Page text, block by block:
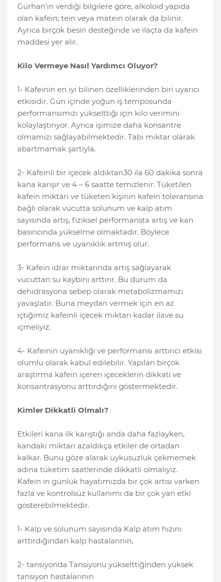
Gürhan'ın verdiği bilgilere göre, alkoloid yapıda
olan kafein, tein veya matein olarak da bilinir.
Ayrıca birçok besin desteğinde ve ilaçta da kafein
maddesi yer alır.
Kilo Vermeye Nasıl Yardımcı Oluyor?
1- Kafeinin en iyi bilinen özelliklerinden biri uyarıcı
etkisidir. Gün içinde yoğun iş temposunda
performansımızı yükselttiği için kilo verimini
kolaylaştırıyor. Ayrıca işimize daha konsantre
olmamızı sağlayabilmektedir. Tabi miktar olarak
abartmamak şartıyla.
2- Kafeinli bir içecek aldıktan30 ila 60 dakika sonra
kana karışır ve 4 – 6 saatte temizlenir. Tüketilen
kafein miktarı ve tüketen kişinin kafein toleransına
bağlı olarak vücutta solunum ve kalp atım
sayısında artış, fiziksel performansta artış ve kan
basıncında yükselme olmaktadır. Böylece
performans ve uyanıklık artmış olur.
3- Kafein idrar miktarında artış sağlayarak
vücuttan su kaybını arttırır. Bu durum da
dehidrasyona sebep olarak metabolizmamızı
yavaşlatır. Buna meydan vermek için en az
içtiğimiz kafeinli içecek miktarı kadar ilave su
içmeliyiz.
4- Kafeinin uyanıklığı ve performansı arttırıcı etkisi
olumlu olarak kabul edilebilir. Yapılan birçok
araştırma kafein içeren içeceklerin dikkati ve
konsantrasyonu arttırdığını göstermektedir.
Kimler Dikkatli Olmalı?
Etkileri kana ilk karıştığı anda daha fazlayken,
kandaki miktarı azaldıkça etkiler de ortadan
kalkar. Bunu göze alarak uykusuzluk çekmemek
adına tüketim saatlerinde dikkatli olmalıyız.
Kafein in günlük hayatımızda bir çok artısı varken
fazla ve kontrolsüz kullanımı da bir çok yan etki
gösterebilmektedir.
1- Kalp ve solunum sayısında Kalp atım hızını
arttırdığından kalp hastalarının,
2- tansiyonda Tansiyonu yükselttiğinden yüksek
tansiyon hastalarının